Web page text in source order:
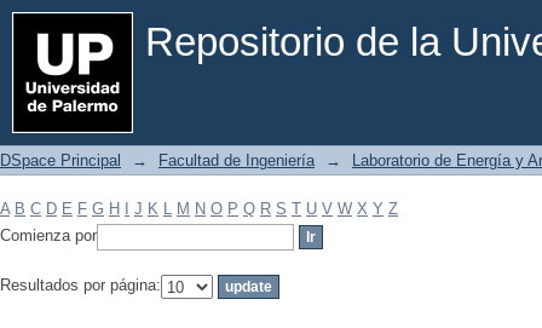
Repositorio de la
Filtrar por: Materia
DSpace Principal → Facultad de Ingeniería → Laboratorio de Energía y
A B C D E F G H J K L M N O P Q R S T U V W X Y Z
Comienza por
Resultados por página: